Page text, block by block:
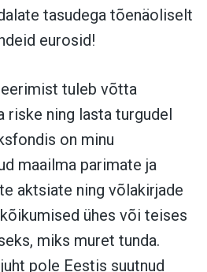
tasudega tõenäoliselt
eurosid!
tuleb võtta
riske ning lasta turgudel
on minu
maailma parimate ja
aktsiate ning võlakirjade
ühes või teises
miks muret tunda.
pole Eestis suutnud